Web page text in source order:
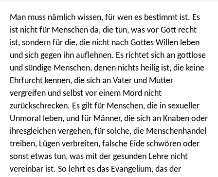
Man muss nämlich wissen, für wen es bestimmt ist. Es
ist nicht für Menschen da, die tun, was vor Gott recht
ist, sondern für die, die nicht nach Gottes Willen leben
und sich gegen ihn auflehnen. Es richtet sich an gottlose
und sündige Menschen, denen nichts heilig ist, die keine
Ehrfurcht kennen, die sich an Vater und Mutter
vergreifen und selbst vor einem Mord nicht
zurückschrecken. Es gilt für Menschen, die in sexueller
Unmoral leben, und für Männer, die sich an Knaben oder
ihresgleichen vergehen, für solche, die Menschenhandel
treiben, Lügen verbreiten, falsche Eide schwören oder
sonst etwas tun, was mit der gesunden Lehre nicht
vereinbar ist. So lehrt es das Evangelium, das der